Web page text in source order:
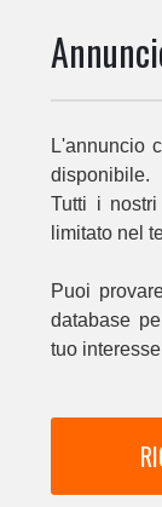
L'annuncio
disponibile.
Tutti i
limitato nel
Puoi
database
tuo